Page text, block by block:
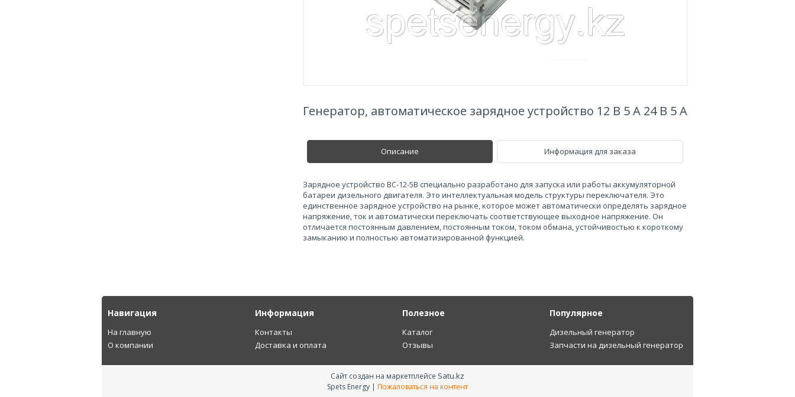
Генератор, автоматическое зарядное устройство 12 В 5 А 24 В 5 А
Описание Информация для заказа
Зарядное устройство ВС-12-5В специально разработано для запуска или работы аккумуляторной
батареи дизельного двигателя. Это интеллектуальная модель структуры переключателя. Это
единственное зарядное устройство на рынке, которое может автоматически определять зарядное
напряжение, ток и автоматически переключать соответствующее выходное напряжение. Он
отличается постоянным давлением, постоянным током, током обмана, устойчивостью к короткому
замыканию и полностью автоматизированной функцией.
Навигация
На главную
О компании
Информация
Контакты
Доставка и оплата
Полезное
Каталог
Отзывы
Популярное
Дизельный генератор
Запчасти на дизельный генератор
Сайт создан на маркетплейсе Satu.kz
Spets Energy | Пожаловаться на контент